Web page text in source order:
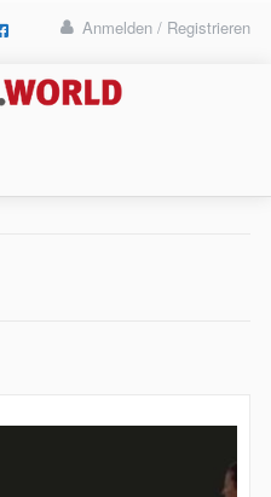
Anmelden / Registrieren